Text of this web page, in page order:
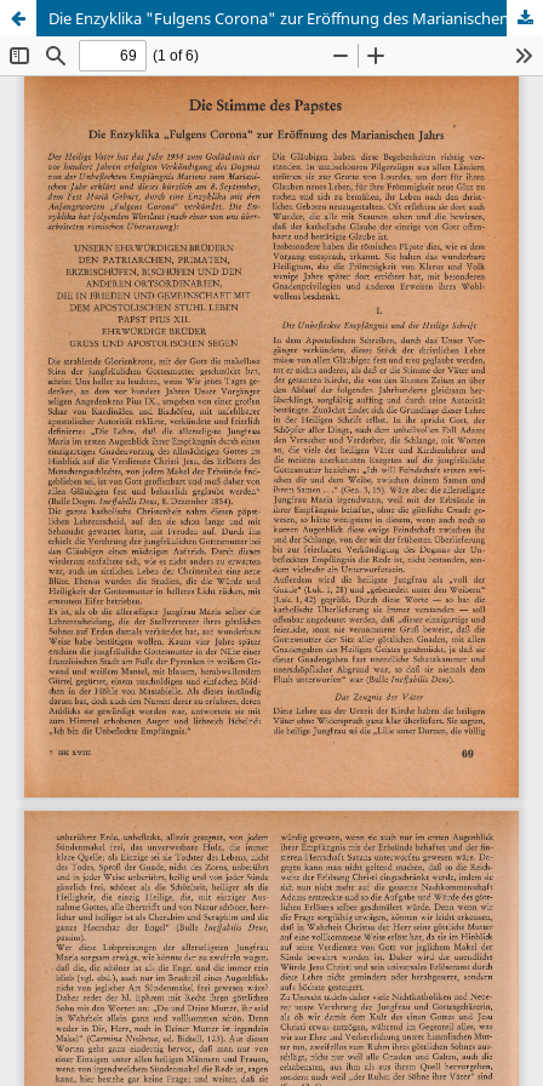
Die Enzyklika "Fulgens Corona" zur Eröffnung des Marianischen Jahrs